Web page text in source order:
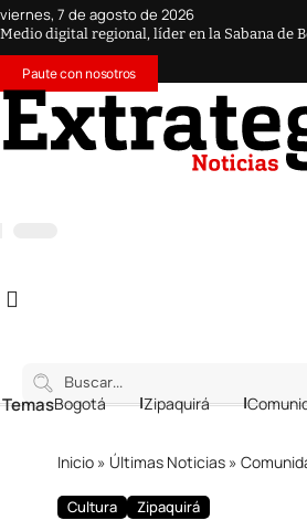
viernes, 7 de agosto de 2026
Medio digital regional, líder en la Sabana de
Paute con nosotros
Bogotá Zipaquirá
Inicio » Últimas Noticias »
Cultura Zipaquirá